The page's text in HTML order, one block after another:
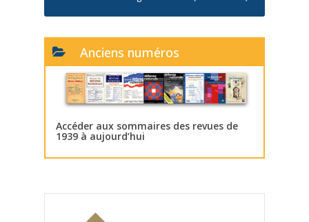
Anciens numéros
Accéder aux sommaires des revues de
1939 à aujourd’hui